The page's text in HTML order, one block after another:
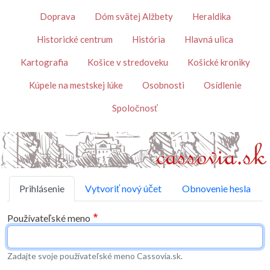
TémyDoprava Dóm svätej Alžbety Heraldika
Historické centrum História Hlavná ulica
Kartografia Košice v stredoveku Košické kroniky
Kúpele na mestskej lúke Osobnosti Osídlenie
Spoločnosť
Primárne karty
Prihlásenie Vytvoriť nový účet Obnovenie hesla
Používateľské meno
Zadajte svoje používateľské meno Cassovia.sk.